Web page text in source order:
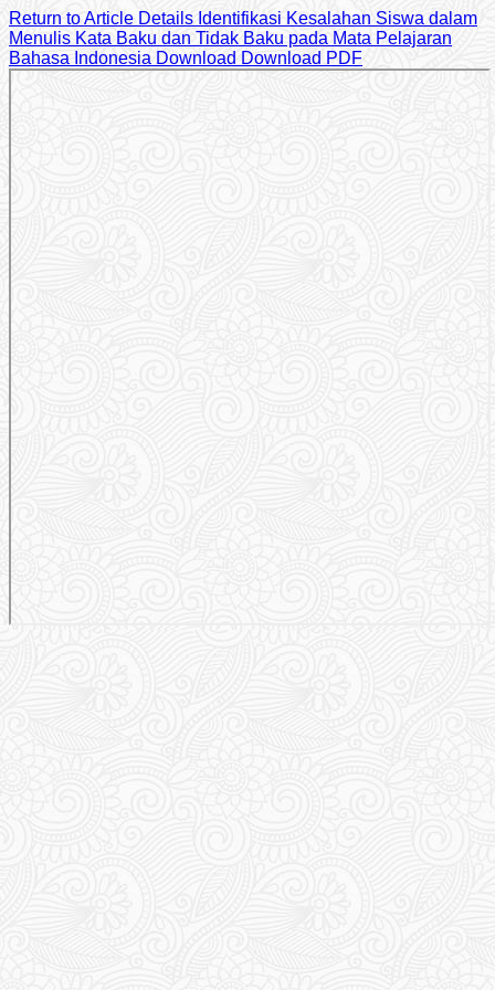
Return to Article Details Identifikasi Kesalahan Siswa dalam
Menulis Kata Baku dan Tidak Baku pada Mata Pelajaran
Bahasa Indonesia Download Download PDF